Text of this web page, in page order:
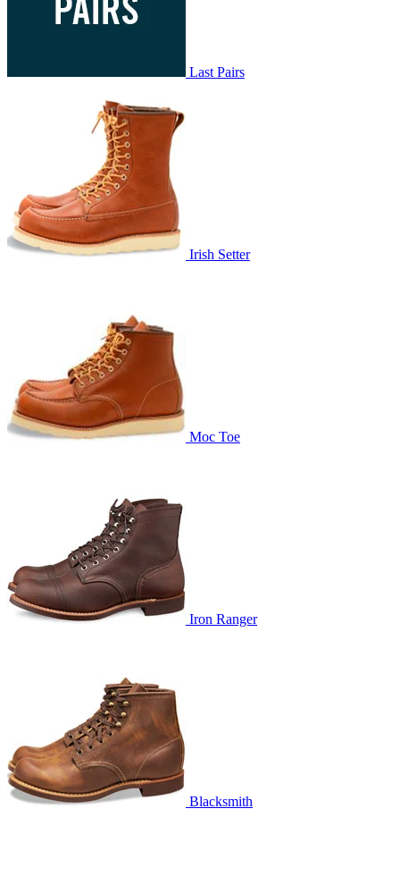
Last Pairs
Irish Setter
Moc Toe
Iron Ranger
Blacksmith